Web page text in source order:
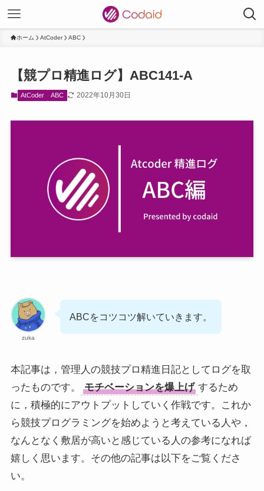
ホーム AtCoder ABC
【競プロ精進ログ】ABC141-A
AtCoder ABC 2022年10月30日
zuka
ABCをコツコツ解いていきます。
本記事は，管理人の競技プロ精進日記としてログを取
ったものです。
モチベーションを爆上げ するため
に，積極的にアウトプットしていく作戦です。これか
ら競技プログラミングを始めようと考えている人や，
なんとなく敷居が高いと感じている人の参考になれば
嬉しく思います。その他の記事は以下をご覧くださ
い。